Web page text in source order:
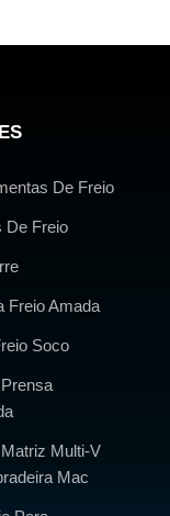
De Freio
De Freio
Freio Amada
Soco
Multi-V
Mac